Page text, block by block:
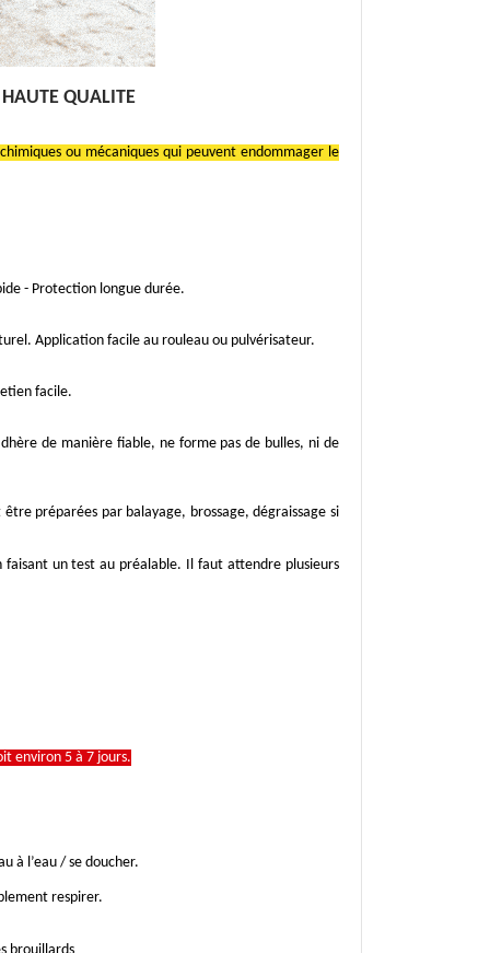
QUALITE
ou mécaniques qui peuvent endommager le
- Protection longue durée.
Application facile au rouleau ou pulvérisateur.
facile.
de manière fiable, ne forme pas de bulles, ni de
préparées par balayage, brossage, dégraissage si
un test au préalable. Il faut attendre plusieurs
environ 5 à 7 jours.
à l’eau / se doucher.
respirer.